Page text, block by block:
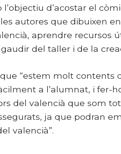
d’acostar el
les autores que dibuixen
aprendre recursos
del taller i de la
“estem molt contents
a l’alumnat, i fer-
del valencià que som
ja que podran
valencià”.